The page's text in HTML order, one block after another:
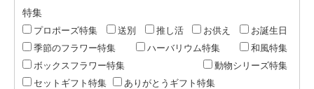
特集
プロポーズ特集 送別 推し活 お供え
お誕生日
季節のフラワー特集
ハーバリウム特集
和風特集
ボックスフラワー特集
動物シリーズ特集
セットギフト特集
ありがとうギフト特集